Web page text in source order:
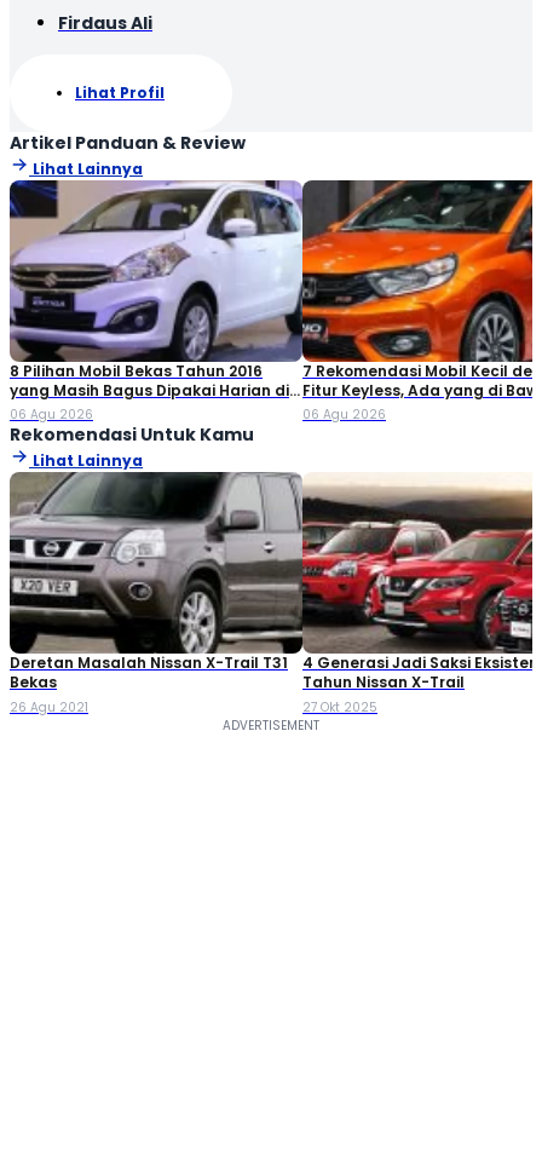
Firdaus Ali
Lihat Profil
Artikel Panduan & Review
Lihat Lainnya
8 Pilihan Mobil Bekas Tahun 2016
yang Masih Bagus Dipakai Harian di
2026
06 Agu 2026
7 Rekomendasi Mobil Kecil
Fitur Keyless, Ada yang di
Rp80 Juta!
06 Agu 2026
Rekomendasi Untuk Kamu
Lihat Lainnya
Deretan Masalah Nissan X-Trail T31
Bekas
26 Agu 2021
4 Generasi Jadi Saksi
Tahun Nissan X-Trail
27 Okt 2025